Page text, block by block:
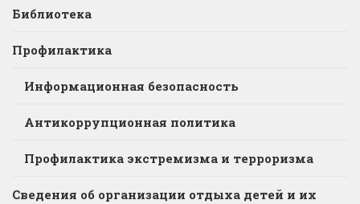
Библиотека
Профилактика
Информационная безопасность
Антикоррупционная политика
Профилактика экстремизма и терроризма
Сведения об организации отдыха детей и их